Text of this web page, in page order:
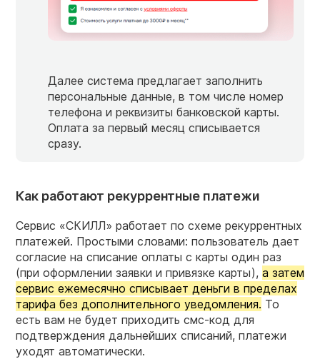
Далее система предлагает заполнить
персональные данные, в том числе номер
телефона и реквизиты банковской карты.
Оплата за первый месяц списывается
сразу.
Как работают рекуррентные платежи
Сервис «СКИЛЛ» работает по схеме рекуррентных
платежей. Простыми словами: пользователь дает
согласие на списание оплаты с карты один раз
(при оформлении заявки и привязке карты), а затем
сервис ежемесячно списывает деньги в пределах
тарифа без дополнительного уведомления. То
есть вам не будет приходить смс-код для
подтверждения дальнейших списаний, платежи
уходят автоматически.